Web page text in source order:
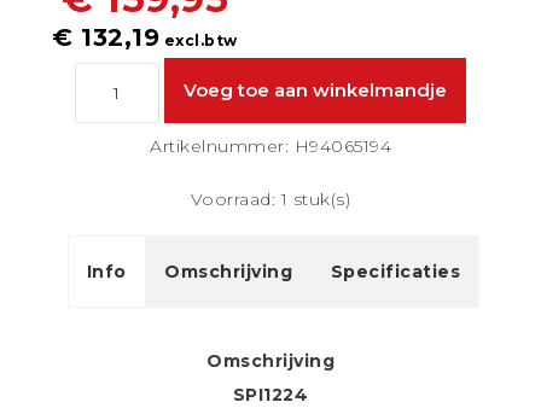
€ 132,19 excl.btw
Artikelnummer: H94065194
Voorraad: 1 stuk(s)
Info Omschrijving Specificaties
Omschrijving
SPI1224